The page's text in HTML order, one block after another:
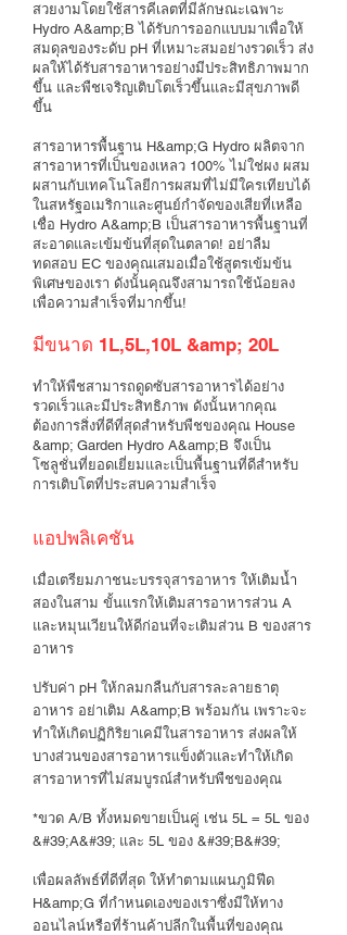
สวยงามโดยใช้สารคีเลตที่มีลักษณะเฉพาะ
Hydro A&amp;B ได้รับการออกแบบมาเพื่อให้
สมดุลของระดับ pH ที่เหมาะสมอย่างรวดเร็ว ส่ง
ผลให้ได้รับสารอาหารอย่างมีประสิทธิภาพมาก
ขึ้น และพืชเจริญเติบโตเร็วขึ้นและมีสุขภาพดี
ขึ้น
สารอาหารพื้นฐาน H&amp;G Hydro ผลิตจาก
สารอาหารที่เป็นของเหลว 100% ไม่ใช่ผง ผสม
ผสานกับเทคโนโลยีการผสมที่ไม่มีใครเทียบได้
ในสหรัฐอเมริกาและศูนย์กำจัดของเสียที่เหลือ
เชื่อ Hydro A&amp;B เป็นสารอาหารพื้นฐานที่
สะอาดและเข้มข้นที่สุดในตลาด! อย่าลืม
ทดสอบ EC ของคุณเสมอเมื่อใช้สูตรเข้มข้น
พิเศษของเรา ดังนั้นคุณจึงสามารถใช้น้อยลง
เพื่อความสำเร็จที่มากขึ้น!
มีขนาด 1L,5L,10L &amp; 20L
ทำให้พืชสามารถดูดซับสารอาหารได้อย่าง
รวดเร็วและมีประสิทธิภาพ ดังนั้นหากคุณ
ต้องการสิ่งที่ดีที่สุดสำหรับพืชของคุณ House
&amp; Garden Hydro A&amp;B จึงเป็น
โซลูชั่นที่ยอดเยี่ยมและเป็นพื้นฐานที่ดีสำหรับ
การเติบโตที่ประสบความสำเร็จ
แอปพลิเคชัน
เมื่อเตรียมภาชนะบรรจุสารอาหาร ให้เติมน้ำ
สองในสาม ขั้นแรกให้เติมสารอาหารส่วน A
และหมุนเวียนให้ดีก่อนที่จะเติมส่วน B ของสาร
อาหาร
ปรับค่า pH ให้กลมกลืนกับสารละลายธาตุ
อาหาร อย่าเติม A&amp;B พร้อมกัน เพราะจะ
ทำให้เกิดปฏิกิริยาเคมีในสารอาหาร ส่งผลให้
บางส่วนของสารอาหารแข็งตัวและทำให้เกิด
สารอาหารที่ไม่สมบูรณ์สำหรับพืชของคุณ
*ขวด A/B ทั้งหมดขายเป็นคู่ เช่น 5L = 5L ของ
&#39;A&#39; และ 5L ของ &#39;B&#39;
เพื่อผลลัพธ์ที่ดีที่สุด ให้ทำตามแผนภูมิฟีด
H&amp;G ที่กำหนดเองของเราซึ่งมีให้ทาง
ออนไลน์หรือที่ร้านค้าปลีกในพื้นที่ของคุณ